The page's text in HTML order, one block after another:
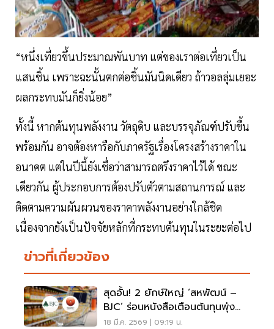
“หนึ่งเที่ยวขึ้นประมาณพันบาท แต่ของเราต่อเที่ยวเป็น
แสนชิ้น เพราะฉะนั้นตกต่อชิ้นมันนิดเดียว ถ้าวอลลุ่มเยอะ
ผลกระทบมันก็ยิ่งน้อย”
ทั้งนี้ หากต้นทุนพลังงาน วัตถุดิบ และบรรจุภัณฑ์ปรับขึ้น
พร้อมกัน อาจต้องหารือกับภาครัฐเรื่องโครงสร้างราคาใน
อนาคต แต่ในปีนี้ยังเชื่อว่าสามารถตรึงราคาไว้ได้ ขณะ
เดียวกัน ผู้ประกอบการต้องปรับตัวตามสถานการณ์ และ
ติดตามความผันผวนของราคาพลังงานอย่างใกล้ชิด
เนื่องจากยังเป็นปัจจัยหลักที่กระทบต้นทุนในระยะต่อไป
ข่าวที่เกี่ยวข้อง
สุดอั้น! 2 ยักษ์ใหญ่ ‘สหพัฒน์ –
BJC’ ร่อนหนังสือเตือนต้นทุนพุ่ง
แนะร้านค้าสต็อกสินค้าเพิ่ม
18 มี.ค. 2569 | 09:19 น.